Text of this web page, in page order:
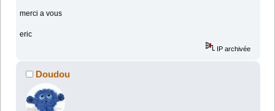
merci a vous
eric
IP archivée
Doudou